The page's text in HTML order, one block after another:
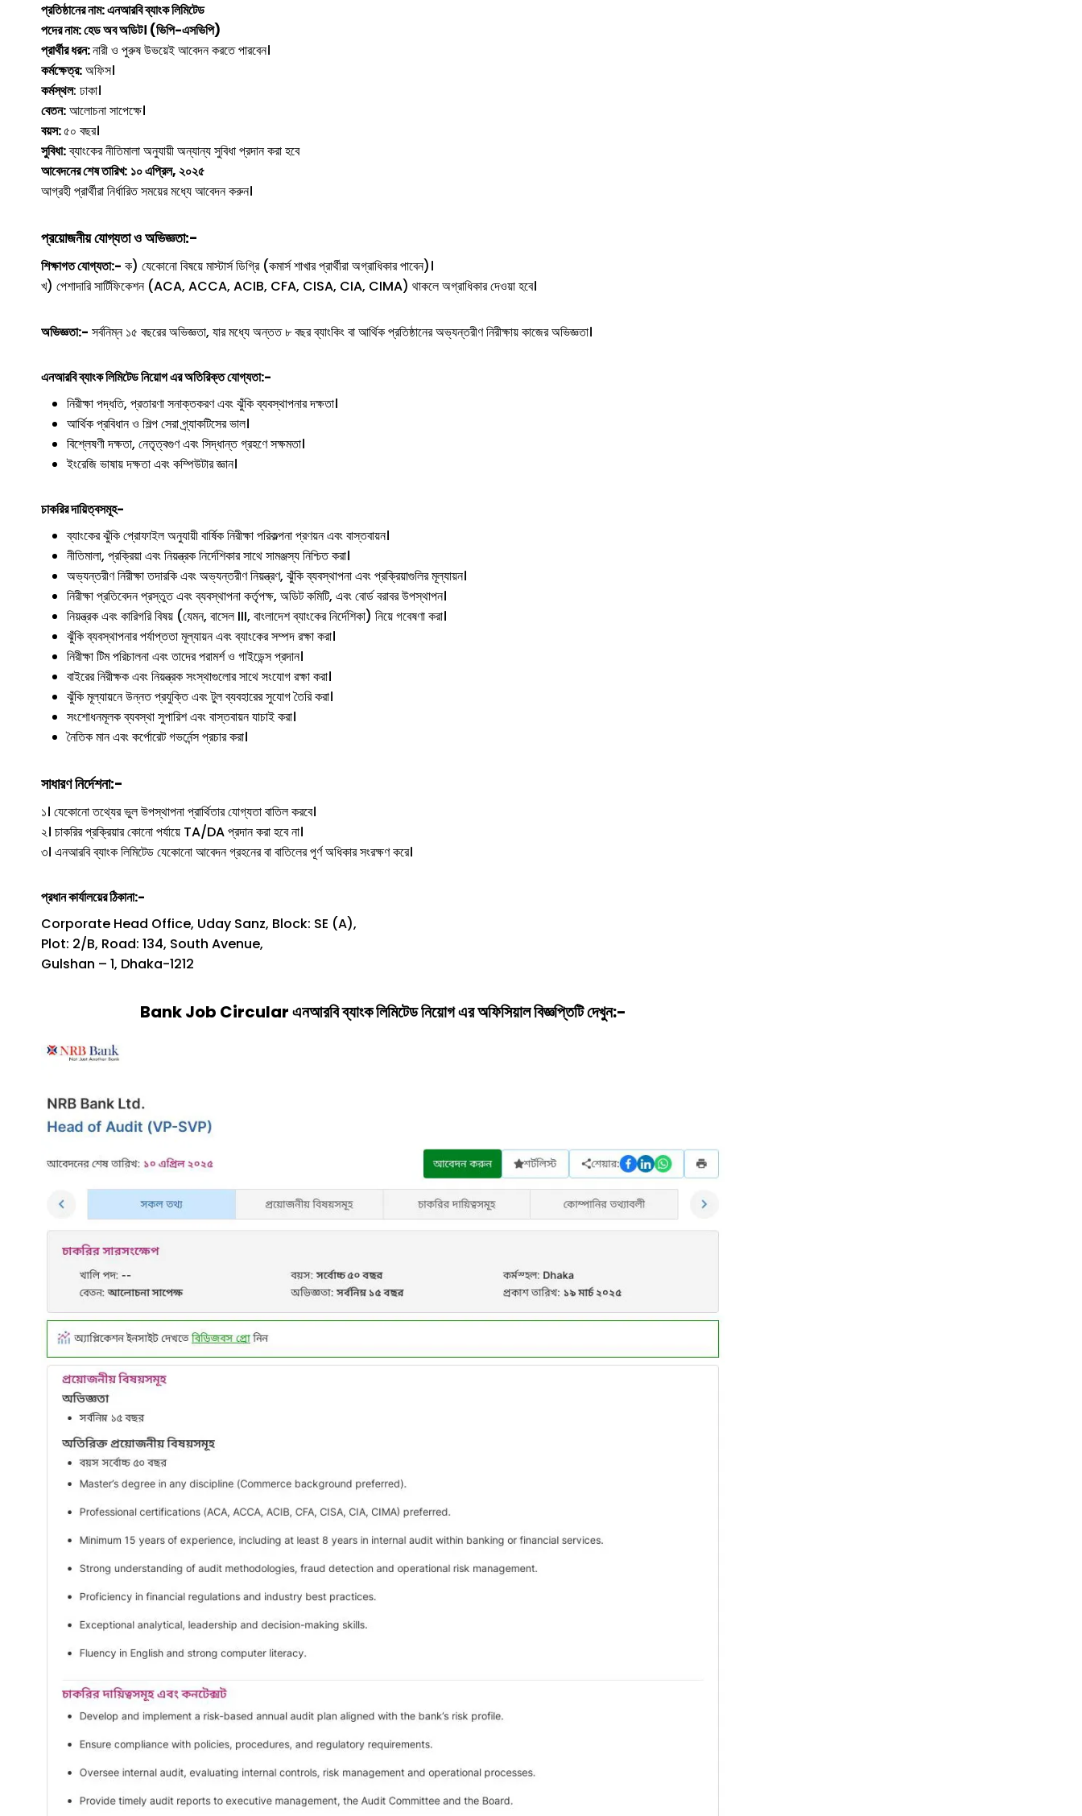
প্রতিষ্ঠানের নাম:এনআরবি ব্যাংক লিমিটেড
পদের নাম:হেড অব অডিট। (ভিপি-এসভিপি)
প্রার্থীর ধরন:নারী ও পুরুষ উভয়েই আবেদন করতে পারবেন।
কর্মক্ষেত্র:অফিস।
কর্মস্থল: ঢাকা।
বেতন:আলোচনা সাপেক্ষে।
বয়স:৫০ বছর।
সুবিধা:ব্যাংকের নীতিমালা অনুযায়ী অন্যান্য সুবিধা প্রদান করা হবে
আবেদনের শেষ তারিখ: ১০ এপ্রিল, ২০২৫
আগ্রহী প্রার্থীরা নির্ধারিত সময়ের মধ্যে আবেদন করুন।
প্রয়োজনীয় যোগ্যতা ও অভিজ্ঞতা:-
শিক্ষাগত যোগ্যতা:- ক) যেকোনো বিষয়ে মাস্টার্স ডিগ্রি (কমার্স শাখার প্রার্থীরা অগ্রাধিকার পাবেন)।
খ) পেশাদারি সার্টিফিকেশন (ACA, ACCA, ACIB, CFA, CISA, CIA, CIMA) থাকলে অগ্রাধিকার দেওয়া হবে।
অভিজ্ঞতা:- সর্বনিম্ন ১৫ বছরের অভিজ্ঞতা, যার মধ্যে অন্তত ৮ বছর ব্যাংকিং বা আর্থিক প্রতিষ্ঠানের অভ্যন্তরীণ নিরীক্ষায় কাজের অভিজ্ঞতা।
এনআরবি ব্যাংক লিমিটেডনিয়োগ এর অতিরিক্ত যোগ্যতা:-
নিরীক্ষা পদ্ধতি, প্রতারণা সনাক্তকরণ এবং ঝুঁকি ব্যবস্থাপনার দক্ষতা।
আর্থিক প্রবিধান ও শিল্প সেরা প্র্যাকটিসের ভাল।
বিশ্লেষণী দক্ষতা, নেতৃত্বগুণ এবং সিদ্ধান্ত গ্রহণে সক্ষমতা।
ইংরেজি ভাষায় দক্ষতা এবং কম্পিউটার জ্ঞান।
চাকরির দায়িত্বসমূহ-
ব্যাংকের ঝুঁকি প্রোফাইল অনুযায়ী বার্ষিক নিরীক্ষা পরিকল্পনা প্রণয়ন এবং বাস্তবায়ন।
নীতিমালা, প্রক্রিয়া এবং নিয়ন্ত্রক নির্দেশিকার সাথে সামঞ্জস্য নিশ্চিত করা।
অভ্যন্তরীণ নিরীক্ষা তদারকি এবং অভ্যন্তরীণ নিয়ন্ত্রণ, ঝুঁকি ব্যবস্থাপনা এবং প্রক্রিয়াগুলির মূল্যায়ন।
নিরীক্ষা প্রতিবেদন প্রস্তুত এবং ব্যবস্থাপনা কর্তৃপক্ষ, অডিট কমিটি, এবং বোর্ড বরাবর উপস্থাপন।
নিয়ন্ত্রক এবং কারিগরি বিষয় (যেমন, বাসেল III, বাংলাদেশ ব্যাংকের নির্দেশিকা) নিয়ে গবেষণা করা।
ঝুঁকি ব্যবস্থাপনার পর্যাপ্ততা মূল্যায়ন এবং ব্যাংকের সম্পদ রক্ষা করা।
নিরীক্ষা টিম পরিচালনা এবং তাদের পরামর্শ ও গাইডেন্স প্রদান।
বাইরের নিরীক্ষক এবং নিয়ন্ত্রক সংস্থাগুলোর সাথে সংযোগ রক্ষা করা।
ঝুঁকি মূল্যায়নে উন্নত প্রযুক্তি এবং টুল ব্যবহারের সুযোগ তৈরি করা।
সংশোধনমূলক ব্যবস্থা সুপারিশ এবং বাস্তবায়ন যাচাই করা।
নৈতিক মান এবং কর্পোরেট গভর্নেন্স প্রচার করা।
সাধারণ নির্দেশনা:-
১। যেকোনো তথ্যের ভুল উপস্থাপনা প্রার্থিতার যোগ্যতা বাতিল করবে।
২। চাকরির প্রক্রিয়ার কোনো পর্যায়ে TA/DA প্রদান করা হবে না।
৩। এনআরবি ব্যাংক লিমিটেড যেকোনো আবেদন গ্রহনের বা বাতিলের পূর্ণ অধিকার সংরক্ষণ করে।
প্রধান কার্যালয়ের ঠিকানা:-
Corporate Head Office, Uday Sanz, Block: SE (A),
Plot: 2/B, Road: 134, South Avenue,
Gulshan – 1, Dhaka-1212
Bank Job Circularএনআরবি ব্যাংক লিমিটেডনিয়োগএর অফিসিয়াল বিজ্ঞপ্তিটি দেখুন:-